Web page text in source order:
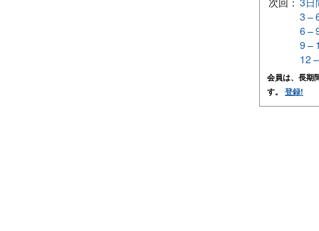
3 –
6 –
9 –
12
会員は、長期
す。 登録!